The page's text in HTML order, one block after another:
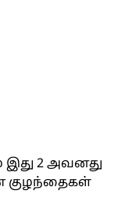
இது 2 அவனது
குழந்தைகள்